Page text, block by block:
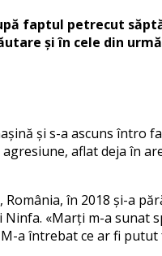
faptul petrecut
și în cele din
și s-a ascuns
aflat deja în
în 2018 și-a
«Marți m-a sunat
a întrebat ce ar fi